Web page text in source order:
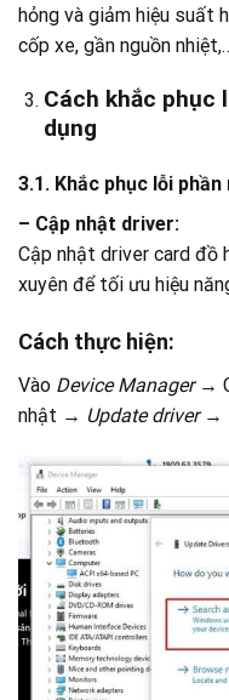
hỏng và giảm hiệu suất
cốp xe, gần nguồn
Cách khắc phục
dụng
3.1. Khắc phục lỗi phần
– Cập nhật driver:
Cập nhật driver card đồ
xuyên để tối ưu hiệu
Cách thực hiện:
Vào Device Manager→
nhật → Update driver→